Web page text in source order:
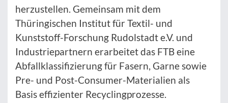
herzustellen. Gemeinsam mit dem
Thüringischen Institut für Textil- und
Kunststoff-Forschung Rudolstadt e.V. und
Industriepartnern erarbeitet das FTB eine
Abfallklassifizierung für Fasern, Garne sowie
Pre- und Post-Consumer-Materialien als
Basis effizienter Recyclingprozesse.